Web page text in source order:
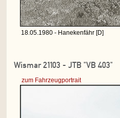
18.05.1980 - Hanekenfähr [D]
Wismar 21103 - JTB "VB 403"
zum Fahrzeugportrait